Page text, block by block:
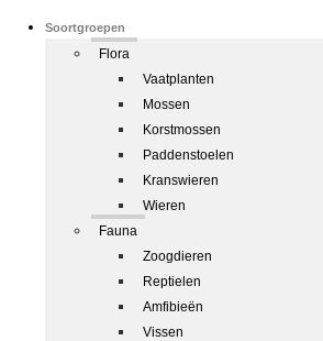
Soortgroepen
Flora
Vaatplanten
Mossen
Korstmossen
Paddenstoelen
Kranswieren
Wieren
Fauna
Zoogdieren
Reptielen
Amfibieën
Vissen